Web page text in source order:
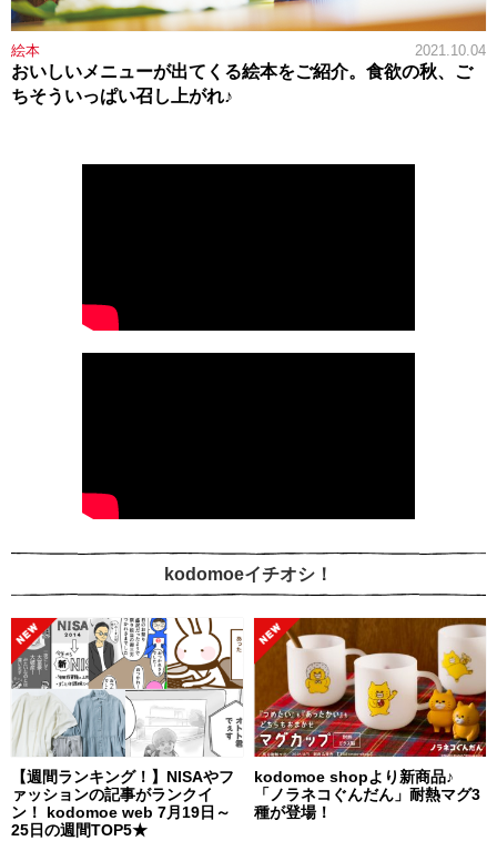
絵本 2021.10.04
おいしいメニューが出てくる絵本をご紹介。食欲の秋、ご
ちそういっぱい召し上がれ♪
kodomoeイチオシ！
【週間ランキング！】NISAやフ
ァッションの記事がランクイ
ン！ kodomoe web 7月19日～
25日の週間TOP5★
kodomoe shopより新商品♪
「ノラネコぐんだん」耐熱マグ3
種が登場！